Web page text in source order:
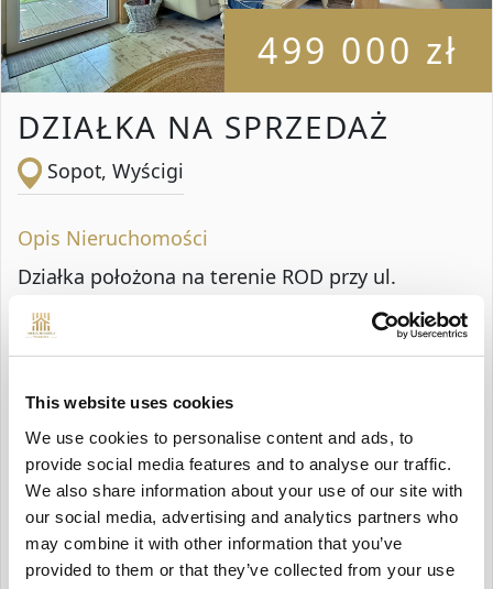
This website uses cookies
We use cookies to personalise content and ads, to
provide social media features and to analyse our traffic.
We also share information about your use of our site with
our social media, advertising and analytics partners who
may combine it with other information that you’ve
provided to them or that they’ve collected from your use
499 000 zł
DZIAŁKA NA SPRZEDAŻ
Sopot, Wyścigi
Opis Nieruchomości
Działka położona na terenie ROD przy ul.
Władysława Łokietka - 400m2 -jest należycie
zagospodarowana, obsadzona drzewkami i
krzewami tak, aby zapewnić komfort i wygodę.
Dużym atutem jest jej położenie - zaciszne
miejsce z dala od ulicy jak i dojazd samochodem
- miejsca ...
Powierzchnia: 400 m